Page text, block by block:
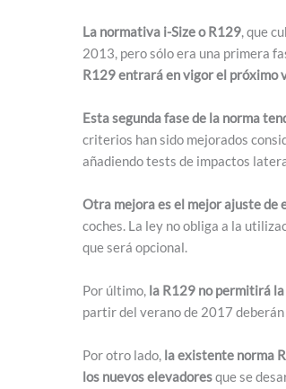
La normativa i-Size o R129, que
2013, pero sólo era una primera
R129 entrará en vigor el próximo
Esta segunda fase de la norma
criterios han sido mejorados
añadiendo tests de impactos
Otra mejora es el mejor ajuste
coches. La ley no obliga a la
que será opcional.
Por último, la R129 no permitirá
partir del verano de 2017
Por otro lado, la existente norma
los nuevos elevadoresque se